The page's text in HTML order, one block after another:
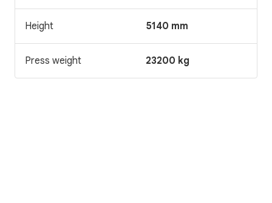
Height 5140 mm
Press weight 23200 kg